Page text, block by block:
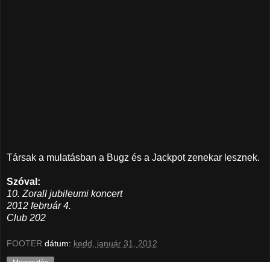
Társak a mulatásban a Bugz és a Jackpot zenekar lesznek.
Szóval:
10. Zorall jubileumi koncert
2012 február 4.
Club 202
FOOTER dátum: kedd, január 31, 2012